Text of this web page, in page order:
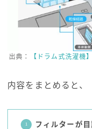
出典： 【ドラム式洗濯機
内容をまとめると、
フィルターが